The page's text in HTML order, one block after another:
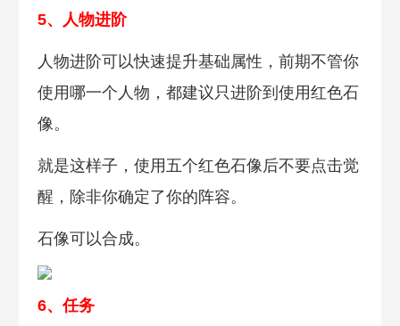
5、人物进阶
人物进阶可以快速提升基础属性，前期不管你
使用哪一个人物，都建议只进阶到使用红色石
像。
就是这样子，使用五个红色石像后不要点击觉
醒，除非你确定了你的阵容。
石像可以合成。
6、任务